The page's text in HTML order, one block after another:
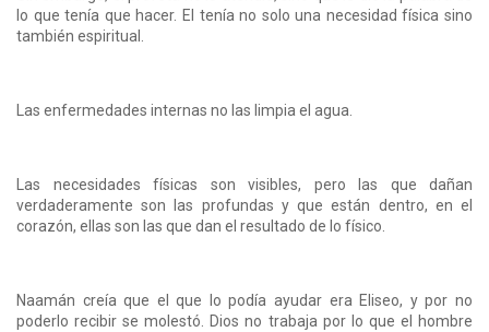
lo que tenía que hacer. El tenía no solo una necesidad física sino
también espiritual.
Las enfermedades internas no las limpia el agua.
Las necesidades físicas son visibles, pero las que dañan
verdaderamente son las profundas y que están dentro, en el
corazón, ellas son las que dan el resultado de lo físico.
Naamán creía que el que lo podía ayudar era Eliseo, y por no
poderlo recibir se molestó. Dios no trabaja por lo que el hombre